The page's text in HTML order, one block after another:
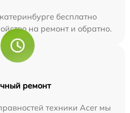
бесплатно
на ремонт и обратно.
ремонт
техники Acer мы